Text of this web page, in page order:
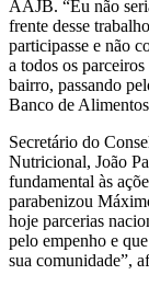
AAJB. “Eu não
frente desse
participasse e não
a todos os
bairro, passando
Banco de
Secretário do
Nutricional, João
fundamental às
parabenizou
hoje parcerias
pelo empenho e
sua comunidade”,